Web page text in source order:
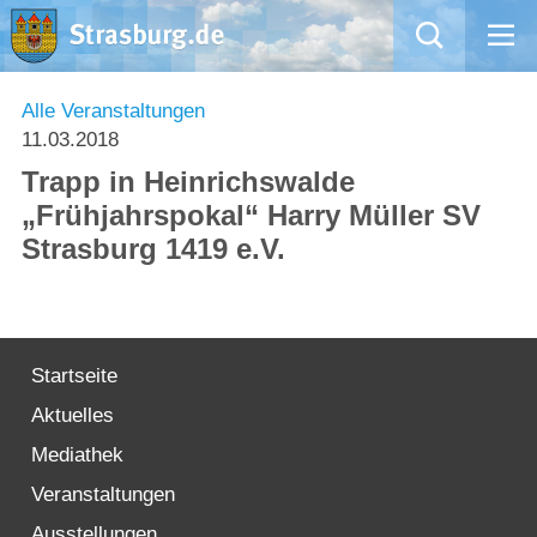
Mängelmeldung
Rathaus
Willkommen in Strasburg (Uckermark)
Alle Veranstaltungen
11.03.2018
Trapp in Heinrichswalde
„Frühjahrspokal“ Harry Müller SV
Strasburg 1419 e.V.
Startseite
Aktuelles
Mediathek
Veranstaltungen